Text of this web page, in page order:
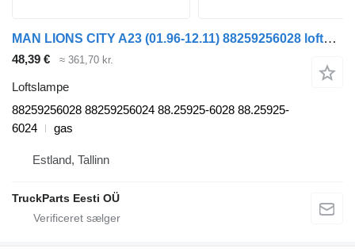
MAN LIONS CITY A23 (01.96-12.11) 88259256028 loftslampe til MAN Lion's bus (1991-)
48,39 € ≈ 361,70 kr.
Loftslampe
88259256028 88259256024 88.25925-6028 88.25925-
6024
gas
Estland, Tallinn
TruckParts Eesti OÜ